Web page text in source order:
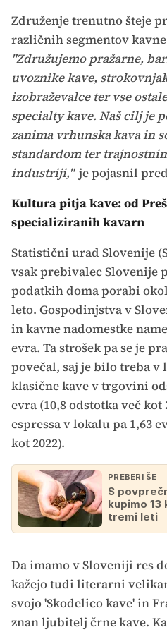
Združenje trenutno šteje
različnih segmentov
"Združujemo pražarne,
uvoznike kave,
izobraževalce ter vse
specialty kave. Naš cilj je
zanima vrhunska kava in
standardom ter
industriji," je pojasnil
Kultura pitja kave: od
specializiranih kavarn
Statistični urad Slovenije
vsak prebivalec Slovenije
podatkih doma porabi
leto. Gospodinjstva v
in kavne nadomestke
evra. Ta strošek pa se je
povečal, saj je bilo treba v
klasične kave v trgovini
evra (10,8 odstotka več kot
espressa v lokalu pa 1,63
kot 2022).
PREBERI ŠE
S
kupimo
tremi leti
Da imamo v Sloveniji res
kažejo tudi literarni
svojo 'Skodelico kave' in
znan ljubitelj črne kave.